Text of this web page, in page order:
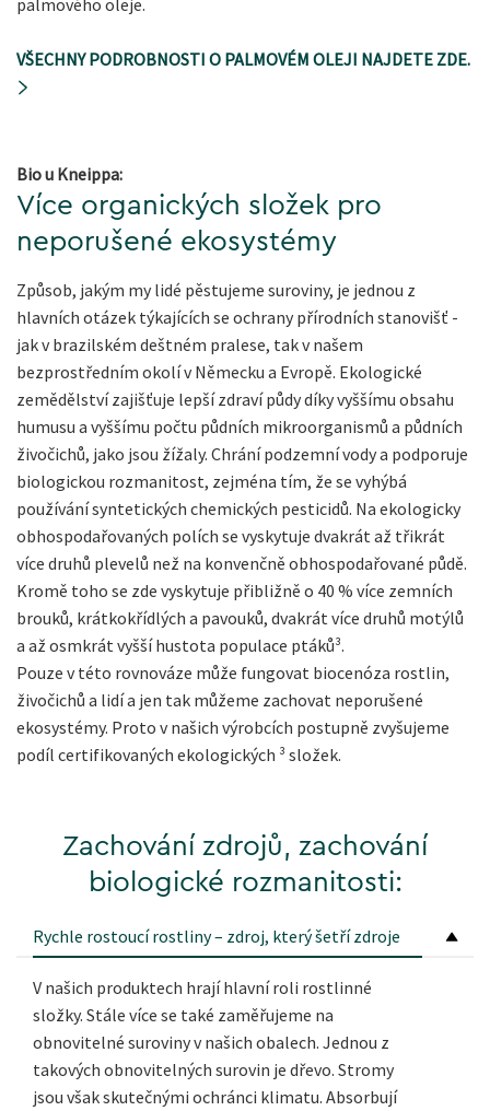
VŠECHNY PODROBNOSTI O PALMOVÉM OLEJI NAJDETE ZDE.
Bio u Kneippa:
Více organických složek pro
neporušené ekosystémy
Způsob, jakým my lidé pěstujeme suroviny, je jednou z
hlavních otázek týkajících se ochrany přírodních stanovišť -
jak v brazilském deštném pralese, tak v našem
bezprostředním okolí v Německu a Evropě. Ekologické
zemědělství zajišťuje lepší zdraví půdy díky vyššímu obsahu
humusu a vyššímu počtu půdních mikroorganismů a půdních
živočichů, jako jsou žížaly. Chrání podzemní vody a podporuje
biologickou rozmanitost, zejména tím, že se vyhýbá
používání syntetických chemických pesticidů. Na ekologicky
obhospodařovaných polích se vyskytuje dvakrát až třikrát
více druhů plevelů než na konvenčně obhospodařované půdě.
Kromě toho se zde vyskytuje přibližně o 40 % více zemních
brouků, krátkokřídlých a pavouků, dvakrát více druhů motýlů
a až osmkrát vyšší hustota populace ptáků³.
Pouze v této rovnováze může fungovat biocenóza rostlin,
živočichů a lidí a jen tak můžeme zachovat neporušené
ekosystémy. Proto v našich výrobcích postupně zvyšujeme
podíl certifikovaných ekologických ³ složek.
Zachování zdrojů, zachování
biologické rozmanitosti:
Rychle rostoucí rostliny – zdroj, který šetří zdroje
V našich produktech hrají hlavní roli rostlinné
složky. Stále více se také zaměřujeme na
obnovitelné suroviny v našich obalech. Jednou z
takových obnovitelných surovin je dřevo. Stromy
jsou však skutečnými ochránci klimatu. Absorbují